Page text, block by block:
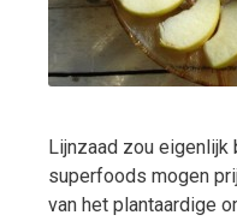
Lijnzaad zou
superfoods mogen
van het plantaardige